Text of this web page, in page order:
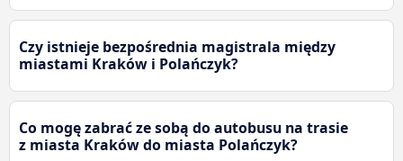
Czy istnieje bezpośrednia magistrala między
miastami Kraków i Polańczyk?
Co mogę zabrać ze sobą do autobusu na trasie
z miasta Kraków do miasta Polańczyk?